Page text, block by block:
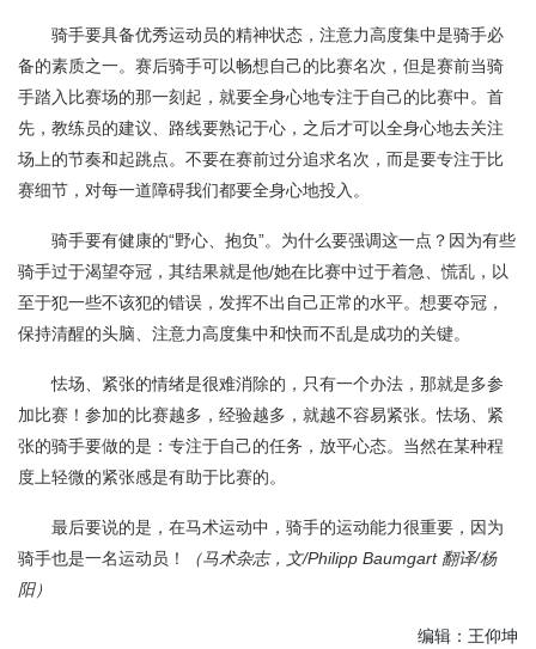
骑手要具备优秀运动员的精神状态，注意力高度集中是骑手必
备的素质之一。赛后骑手可以畅想自己的比赛名次，但是赛前当骑
手踏入比赛场的那一刻起，就要全身心地专注于自己的比赛中。首
先，教练员的建议、路线要熟记于心，之后才可以全身心地去关注
场上的节奏和起跳点。不要在赛前过分追求名次，而是要专注于比
赛细节，对每一道障碍我们都要全身心地投入。
骑手要有健康的“野心、抱负”。为什么要强调这一点？因为有些
骑手过于渴望夺冠，其结果就是他/她在比赛中过于着急、慌乱，以
至于犯一些不该犯的错误，发挥不出自己正常的水平。想要夺冠，
保持清醒的头脑、注意力高度集中和快而不乱是成功的关键。
怯场、紧张的情绪是很难消除的，只有一个办法，那就是多参
加比赛！参加的比赛越多，经验越多，就越不容易紧张。怯场、紧
张的骑手要做的是：专注于自己的任务，放平心态。当然在某种程
度上轻微的紧张感是有助于比赛的。
最后要说的是，在马术运动中，骑手的运动能力很重要，因为
骑手也是一名运动员！
（马术杂志，文/Philipp Baumgart 翻译/杨
阳）
编辑：王仰坤